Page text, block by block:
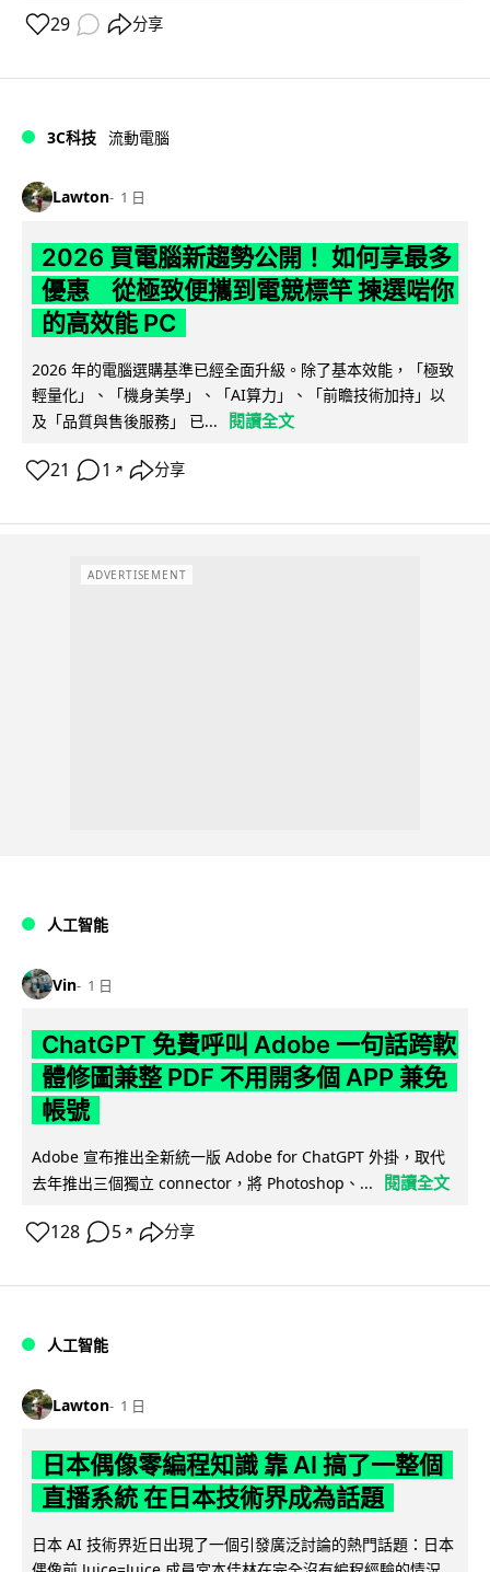
29 分享
3C科技 流動電腦
Lawton 1 日
2026 買電腦新趨勢公開！ 如何享最多
優惠 從極致便攜到電競標竿 揀選啱你
的高效能 PC
2026 年的電腦選購基準已經全面升級。除了基本效能，「極致
輕量化」、「機身美學」、「AI算力」、「前瞻技術加持」以
及「品質與售後服務」 已...
閱讀全文
21 1 ↗ 分享
ADVERTISEMENT
人工智能
Vin 1 日
ChatGPT 免費呼叫 Adobe 一句話跨軟
體修圖兼整 PDF 不用開多個 APP 兼免
帳號
Adobe 宣布推出全新統一版 Adobe for ChatGPT 外掛，取代
去年推出三個獨立 connector，將 Photoshop、...
閱讀全文
128 5 ↗ 分享
人工智能
Lawton 1 日
日本偶像零編程知識 靠 AI 搞了一整個
直播系統 在日本技術界成為話題
日本 AI 技術界近日出現了一個引發廣泛討論的熱門話題：日本